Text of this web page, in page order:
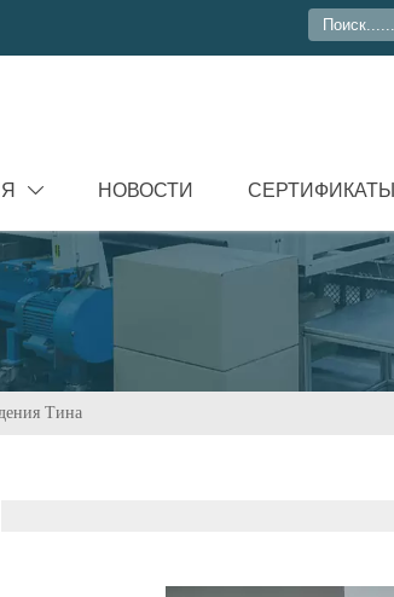
 НОВОСТИ СЕРТИФИКАТЫ
Тина